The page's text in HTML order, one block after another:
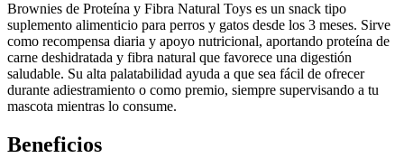
Brownies de Proteína y Fibra Natural Toys es un snack tipo
suplemento alimenticio para perros y gatos desde los 3 meses. Sirve
como recompensa diaria y apoyo nutricional, aportando proteína de
carne deshidratada y fibra natural que favorece una digestión
saludable. Su alta palatabilidad ayuda a que sea fácil de ofrecer
durante adiestramiento o como premio, siempre supervisando a tu
mascota mientras lo consume.
Beneficios